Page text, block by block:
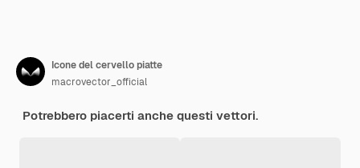
Icone del cervello piatte
macrovector_official
Potrebbero piacerti anche questi vettori.